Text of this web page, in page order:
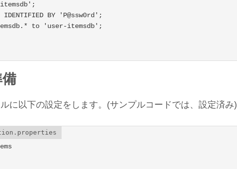
itemsdb';
BY 'P@ssw0rd';
itemsdb.* to 'user-itemsdb';
に以下の設定をします。(サンプルコードでは、設定済み)